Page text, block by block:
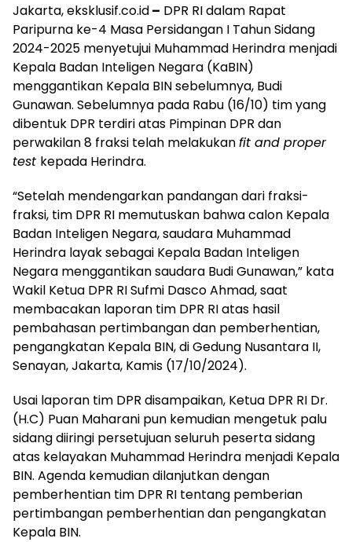
Jakarta, eksklusif.co.id– DPR RI dalam Rapat
Paripurna ke-4 Masa Persidangan I Tahun Sidang
2024-2025 menyetujui Muhammad Herindra menjadi
Kepala Badan Inteligen Negara (KaBIN)
menggantikan Kepala BIN sebelumnya, Budi
Gunawan. Sebelumnya pada Rabu (16/10) tim yang
dibentuk DPR terdiri atas Pimpinan DPR dan
perwakilan 8 fraksi telah melakukanfit and proper
test kepada Herindra.
“Setelah mendengarkan pandangan dari fraksi-
fraksi, tim DPR RI memutuskan bahwa calon Kepala
Badan Inteligen Negara, saudara Muhammad
Herindra layak sebagai Kepala Badan Inteligen
Negara menggantikan saudara Budi Gunawan,” kata
Wakil Ketua DPR RI Sufmi Dasco Ahmad, saat
membacakan laporan tim DPR RI atas hasil
pembahasan pertimbangan dan pemberhentian,
pengangkatan Kepala BIN, di Gedung Nusantara II,
Senayan, Jakarta, Kamis (17/10/2024).
Usai laporan tim DPR disampaikan, Ketua DPR RI Dr.
(H.C) Puan Maharani pun kemudian mengetuk palu
sidang diiringi persetujuan seluruh peserta sidang
atas kelayakan Muhammad Herindra menjadi Kepala
BIN. Agenda kemudian dilanjutkan dengan
pemberhentian tim DPR RI tentang pemberian
pertimbangan pemberhentian dan pengangkatan
Kepala BIN.